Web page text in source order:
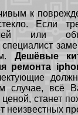
к
Если
или
Дешёвые
ремонта
случае, всё
станет
неизвестных